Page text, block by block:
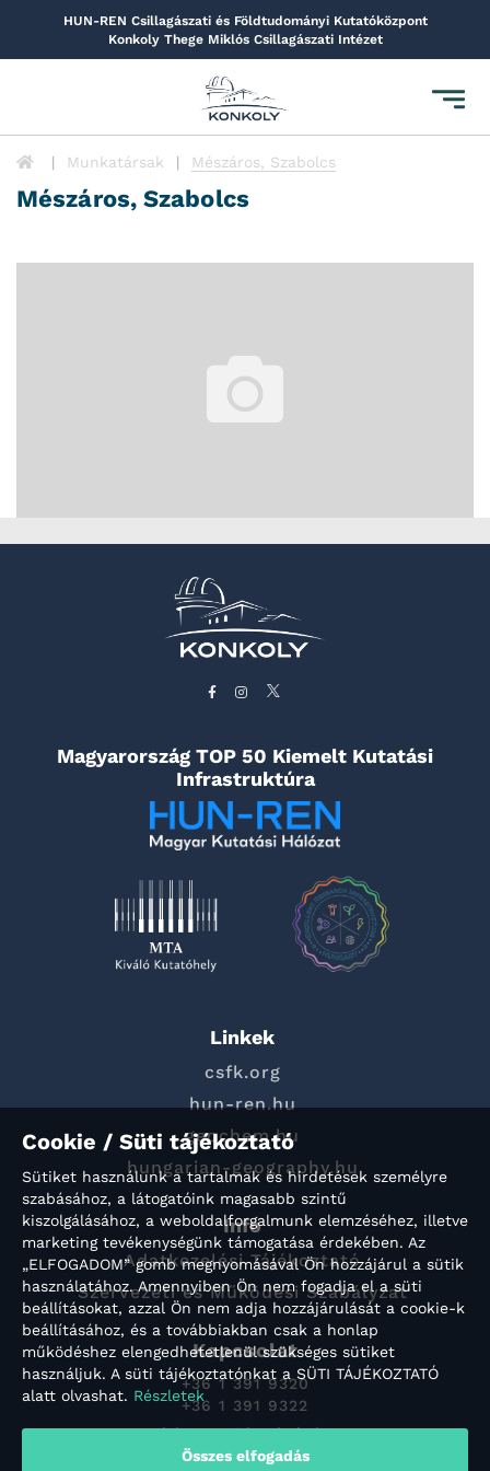
HUN-REN Csillagászati és Földtudományi Kutatóközpont
Konkoly Thege Miklós Csillagászati Intézet
Toggle
Munkatársak Mészáros, Szabolcs
Mészáros, Szabolcs
Magyarország TOP 50 Kiemelt Kutatási
Infrastruktúra
Linkek
csfk.org
hun-ren.hu
geochem.hu
hungarian-geography.hu
Info
Adatkezelési Tájékoztató
Szervezeti és Működési Szabályzat
Kapcsolat
+36 1 391 9320
+36 1 391 9322
titkarsag@konkoly.hu
Konkoly-Thege Miklós út 15-17.
Cookie / Süti tájékoztató
Sütiket használunk a tartalmak és hirdetések személyre
szabásához, a látogatóink magasabb szintű
kiszolgálásához, a weboldalforgalmunk elemzéséhez, illetve
marketing tevékenységünk támogatása érdekében. Az
„ELFOGADOM” gomb megnyomásával Ön hozzájárul a sütik
használatához. Amennyiben Ön nem fogadja el a süti
beállításokat, azzal Ön nem adja hozzájárulását a cookie-k
beállításához, és a továbbiakban csak a honlap
működéshez elengedhetetlenül szükséges sütiket
használjuk. A süti tájékoztatónkat a SÜTI TÁJÉKOZTATÓ
alatt olvashat. Részletek
Összes elfogadás